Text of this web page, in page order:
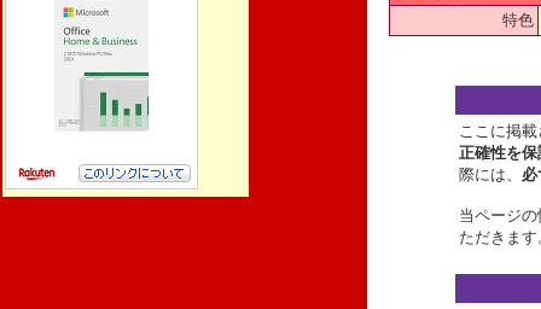
特色
ここに掲
正確性を
際には、
当ページ
ただきま